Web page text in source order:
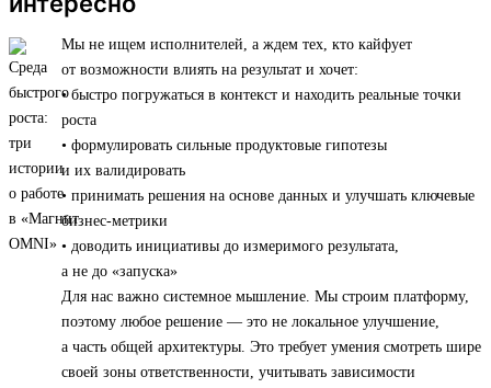
Мы не ищем исполнителей, а ждем тех, кто кайфует
от возможности влиять на результат и хочет:
• быстро погружаться в контекст и находить реальные точки
роста
• формулировать сильные продуктовые гипотезы
и их валидировать
• принимать решения на основе данных и улучшать ключевые
бизнес-метрики
• доводить инициативы до измеримого результата,
а не до «запуска»
Для нас важно системное мышление. Мы строим платформу,
поэтому любое решение — это не локальное улучшение,
а часть общей архитектуры. Это требует умения смотреть шире
своей зоны ответственности, учитывать зависимости